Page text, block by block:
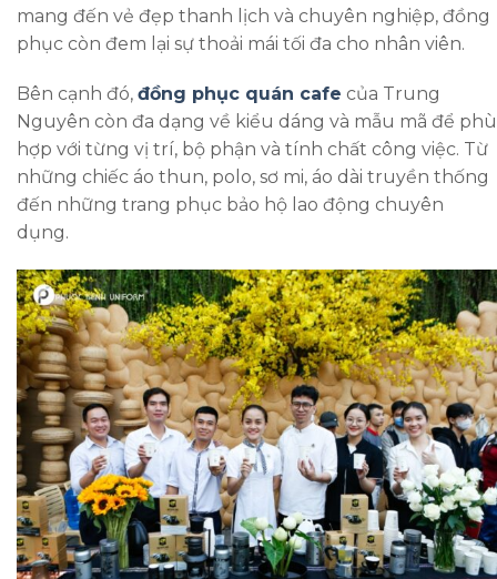
mang đến vẻ đẹp thanh lịch và chuyên nghiệp, đồng
phục còn đem lại sự thoải mái tối đa cho nhân viên.
Bên cạnh đó, đồng phục quán cafe của Trung
Nguyên còn đa dạng về kiểu dáng và mẫu mã để phù
hợp với từng vị trí, bộ phận và tính chất công việc. Từ
những chiếc áo thun, polo, sơ mi, áo dài truyền thống
đến những trang phục bảo hộ lao động chuyên
dụng.